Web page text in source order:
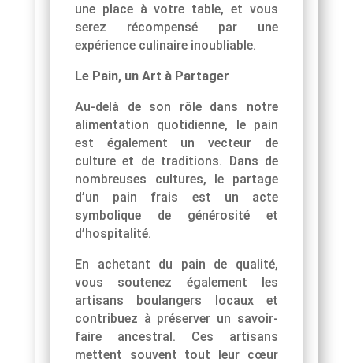
une place à votre table, et vous
serez récompensé par une
expérience culinaire inoubliable.
Le Pain, un Art à Partager
Au-delà de son rôle dans notre
alimentation quotidienne, le pain
est également un vecteur de
culture et de traditions. Dans de
nombreuses cultures, le partage
d’un pain frais est un acte
symbolique de générosité et
d’hospitalité.
En achetant du pain de qualité,
vous soutenez également les
artisans boulangers locaux et
contribuez à préserver un savoir-
faire ancestral. Ces artisans
mettent souvent tout leur cœur